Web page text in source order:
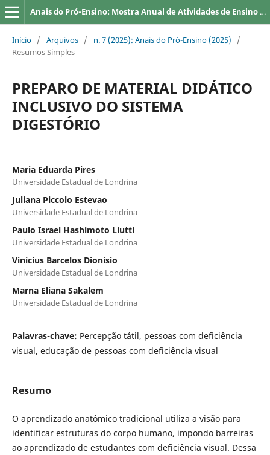
Anais do Pró-Ensino: Mostra Anual de Atividades de Ensino da UEL
Início / Arquivos / n. 7 (2025): Anais do Pró-Ensino (2025)
/
Resumos Simples
PREPARO DE MATERIAL DIDÁTICO
INCLUSIVO DO SISTEMA
DIGESTÓRIO
Maria Eduarda Pires
Universidade Estadual de Londrina
Juliana Piccolo Estevao
Universidade Estadual de Londrina
Paulo Israel Hashimoto Liutti
Universidade Estadual de Londrina
Vinícius Barcelos Dionísio
Universidade Estadual de Londrina
Marna Eliana Sakalem
Universidade Estadual de Londrina
Palavras-chave: Percepção tátil, pessoas com deficiência
visual, educação de pessoas com deficiência visual
Resumo
O aprendizado anatômico tradicional utiliza a visão para
identificar estruturas do corpo humano, impondo barreiras
ao aprendizado de estudantes com deficiência visual. Dessa